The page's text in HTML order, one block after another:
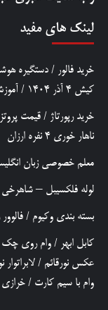
لینک های مفید
خرید فالور / دستگیره
کیش 4 آذر 1404
/
خرید رپورتاژ / قیمت
ناهار خوری 4 نفره ارزان
معلم خصوصی زبان
لوله فلکسیبل – شاهرخی
بسته بندی وکیوم /
کابل ابهر / وام روی چک
عکس نورقائم / لابراتوار
وام با سیم کارت / خرازی